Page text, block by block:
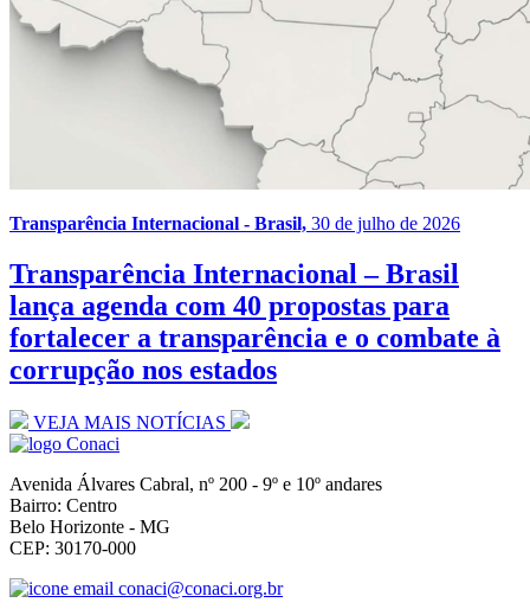
Transparência Internacional - Brasil, 30 de julho de 2026
Transparência Internacional – Brasil
lança agenda com 40 propostas para
fortalecer a transparência e o combate à
corrupção nos estados
VEJA MAIS NOTÍCIAS
Avenida Álvares Cabral, nº 200 - 9º e 10º andares
Bairro: Centro
Belo Horizonte - MG
CEP: 30170-000
conaci@conaci.org.br